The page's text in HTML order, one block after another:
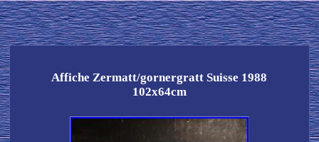
Affiche Zermatt/gornergratt Suisse 1988
102x64cm